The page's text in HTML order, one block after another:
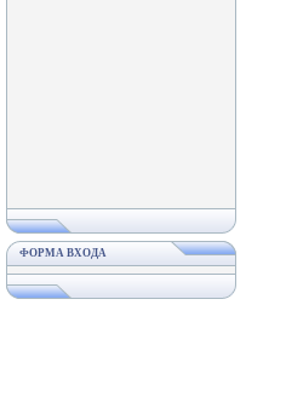
ФОРМА ВХОДА